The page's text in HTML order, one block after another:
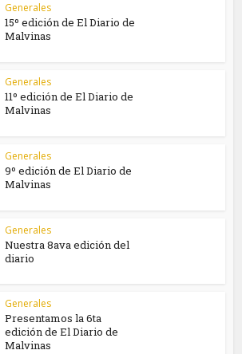
Generales
15º edición de El Diario de
Malvinas
Generales
11º edición de El Diario de
Malvinas
Generales
9º edición de El Diario de
Malvinas
Generales
Nuestra 8ava edición del
diario
Generales
Presentamos la 6ta
edición de El Diario de
Malvinas